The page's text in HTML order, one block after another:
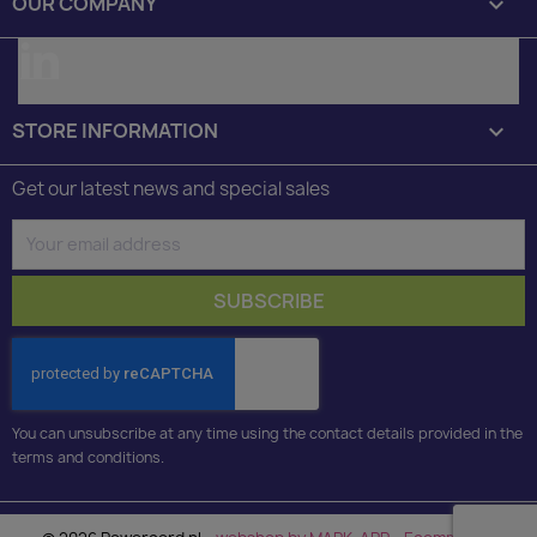
STORE INFORMATION keyboard_arrow_down
Get our latest news and special sales
You can unsubscribe at any time using the contact details provided in the
terms and conditions.